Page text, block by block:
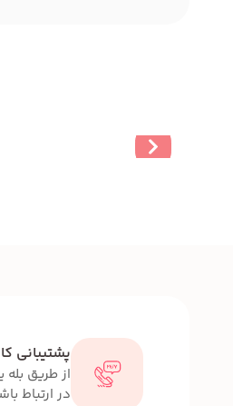
پشتیبانی
از طریق بله
در ارتباط